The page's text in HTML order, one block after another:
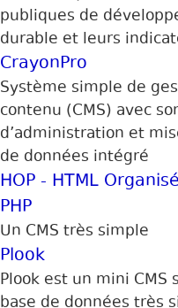
publiques de
durable et leurs
CrayonPro
Système simple de
contenu (CMS) avec
d’administration et
de données intégré
HOP - HTML
PHP
Un CMS très simple
Plook
Plook est un mini CMS